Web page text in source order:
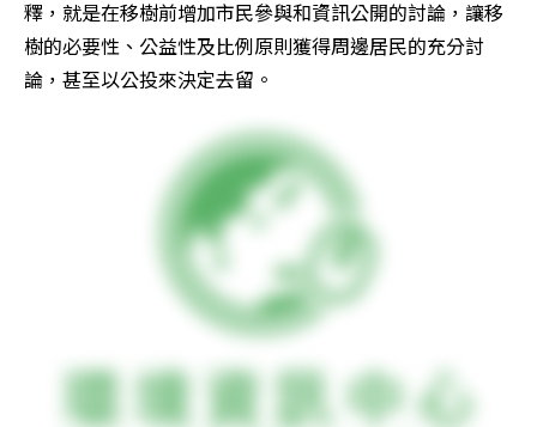
釋，就是在移樹前增加市民參與和資訊公開的討論，讓移
樹的必要性、公益性及比例原則獲得周邊居民的充分討
論，甚至以公投來決定去留。